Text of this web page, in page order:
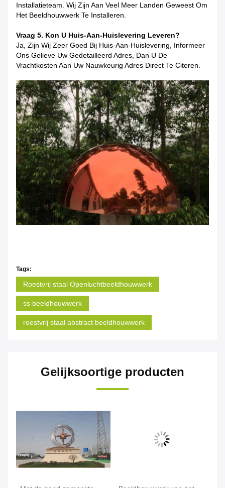
Installatieteam. Wij Zijn Aan Veel Meer Landen Geweest Om
Het Beeldhouwwerk Te Installeren.
Vraag 5. Kon U Huis-Aan-Huislevering Leveren?
Ja, Zijn Wij Zeer Goed Bij Huis-Aan-Huislevering, Informeer
Ons Gelieve Uw Gedetailleerd Adres, Dan U De
Vrachtkosten Aan Uw Nauwkeurig Adres Direct Te Citeren.
Tags:
Roestvrij staal Openluchtbeeldhouwwerk
ss beeldhouwwerk
roestvrij staal abstract beeldhouwwerk
Gelijksoortige producten